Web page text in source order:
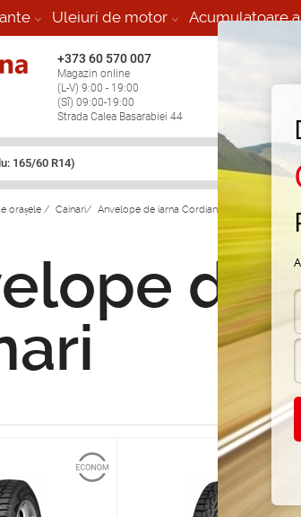
Uleiuri de motor Acumulatoare
+373 60 570 007
Magazin online
(L-V) 9:00 - 19:00
(Sî) 09:00-19:00
Strada Calea Basarabiei 44
stop în toate
165/60 R14)
orașele / Cainari/ Anvelope de iarna Cordiant in Cainari /
de